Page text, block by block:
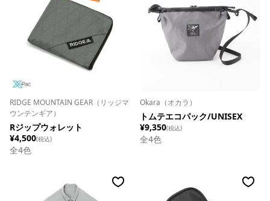
RIDGE MOUNTAIN GEAR（リッジマ
ウンテンギア）
Rジップウォレット
¥4,500(税込)
全4色
Okara（オカラ）
トムテエコパック/UNISEX
¥9,350(税込)
全4色